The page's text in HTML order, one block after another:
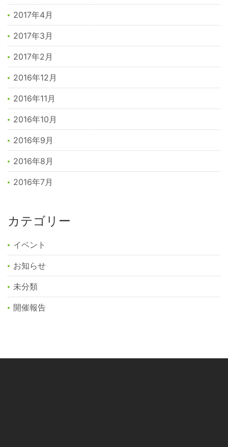
2017年4月
2017年3月
2017年2月
2016年12月
2016年11月
2016年10月
2016年9月
2016年8月
2016年7月
カテゴリー
イベント
お知らせ
未分類
開催報告